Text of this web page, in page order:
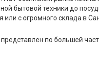
бытовой техники до
с огромного склада в
по большей